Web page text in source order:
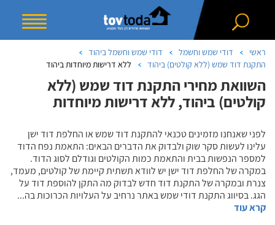
ראשי דודי שמש וחשמל
דודי שמש וחשמל ביהוד
התקנת דוד שמש (ללא קולטים) ביהוד
ללא דרישות מיוחדות ביהוד
השוואת מחירי התקנת דוד שמש (ללא
קולטים) ביהוד, ללא דרישות מיוחדות
לפני שאנחנו מזמינים טכנאי להתקנת דוד שמש או החלפת דוד ישן
עלינו לעשות סקר שוק ולבדוק את הדברים הבאים: התאמת נפח הדוד
למספר הנפשות בבית והתאמת כמות הקולטים וגודלם לסוג הדוד.
במקרה של החלפת דוד ישן יש לוודא תשתית קיימת של קולטים, מעמד,
צנרת ובמקרה של התקנת דוד חדש לבדוק מה התקן להוספת דוד על
הגג. בסיווג התקנת דודי שמש באתר נרחיב על העלויות הכרוכות בה...
קרא עוד